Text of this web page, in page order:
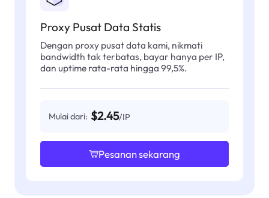
Proxy Pusat Data Statis
Dengan proxy pusat data kami, nikmati
bandwidth tak terbatas, bayar hanya per IP,
dan uptime rata-rata hingga 99,5%.
Mulai dari: $2.45/IP
Pesanan sekarang